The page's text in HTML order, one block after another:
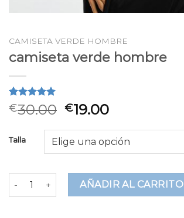
CAMISETA VERDE HOMBRE
camiseta verde hombre
Valorado
5.00sobre
2
puntuaciones
de clientes
€30.00 €19.00
Talla
camiseta verde hombre cantidad
AÑADIR AL CARRITO